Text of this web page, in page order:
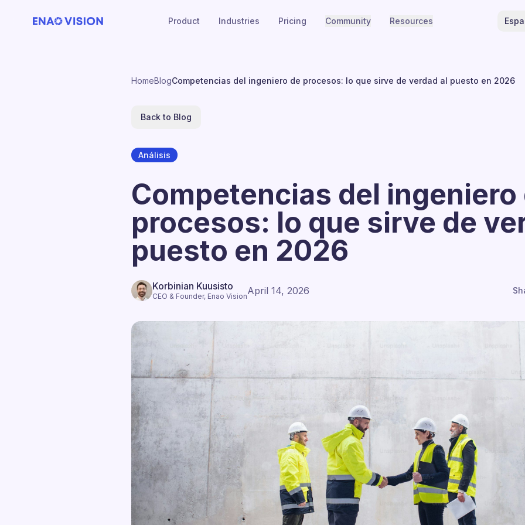
Product Industries Pricing Community Resources
HomeBlogCompetencias del ingeniero de procesos: lo que sirve de verdad al puesto en 2026
Back to Blog
Análisis
Competencias del ingeniero
procesos: lo que sirve de
puesto en 2026
Korbinian Kuusisto
CEO & Founder, Enao VisionApril 14, 2026